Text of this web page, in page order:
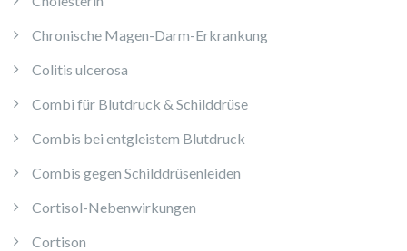
Chronische Magen-Darm-Erkrankung
Colitis ulcerosa
Combi für Blutdruck & Schilddrüse
Combis bei entgleistem Blutdruck
Combis gegen Schilddrüsenleiden
Cortisol-Nebenwirkungen
Cortison